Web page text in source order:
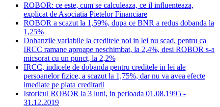
ROBOR: ce este, cum se calculeaza, ce il influenteaza,
explicat de Asociatia Pietelor Financiare
ROBOR a scazut la 1,59%, dupa ce BNR a redus dobanda la
1,25%
Dobanzile variabile la creditele noi in lei nu scad, pentru ca
IRCC ramane aproape neschimbat, la 2,4%, desi ROBOR s-a
micsorat cu un punct, la 2,2%
IRCC, indicele de dobanda pentru creditele in lei ale
persoanelor fizice, a scazut la 1,75%, dar nu va avea efecte
imediate pe piata creditarii
Istoricul ROBOR la 3 luni, in perioada 01.08.1995 -
31.12.2019